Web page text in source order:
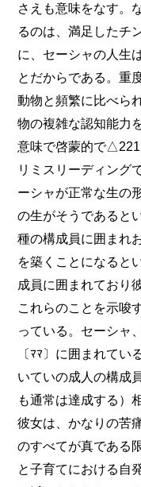
さえも意味をなす。
るのは、満足したチ
に、セーシャの人生
とだからである。重
動物と頻繁に比べら
物の複雑な認知能力
意味で啓蒙的で
リミスリーディング
ーシャが正常な生の
の生がそうであると
種の構成員に囲まれ
を築くことになると
成員に囲まれており
これらのことを示唆
っている。セーシャ
〔ﾏﾏ〕に囲まれて
いていの成人の構成
も通常は達成する）
彼女は、かなりの苦
のすべてが真である
と子育てにおける自